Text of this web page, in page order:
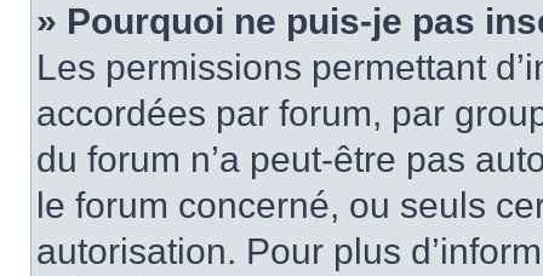
» Pourquoi ne puis-je pas
Les permissions permettant
accordées par forum, par
du forum n’a peut-être pas
le forum concerné, ou seuls
autorisation. Pour plus